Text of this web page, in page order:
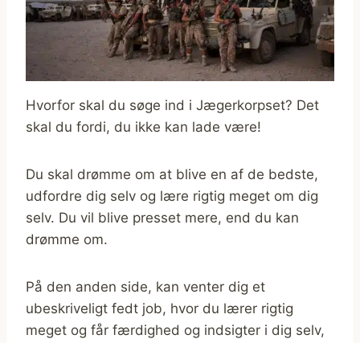
Hvorfor skal du søge ind i Jægerkorpset? Det
skal du fordi, du ikke kan lade være!
Du skal drømme om at blive en af de bedste,
udfordre dig selv og lære rigtig meget om dig
selv. Du vil blive presset mere, end du kan
drømme om.
På den anden side, kan venter dig et
ubeskriveligt fedt job, hvor du lærer rigtig
meget og får færdighed og indsigter i dig selv,